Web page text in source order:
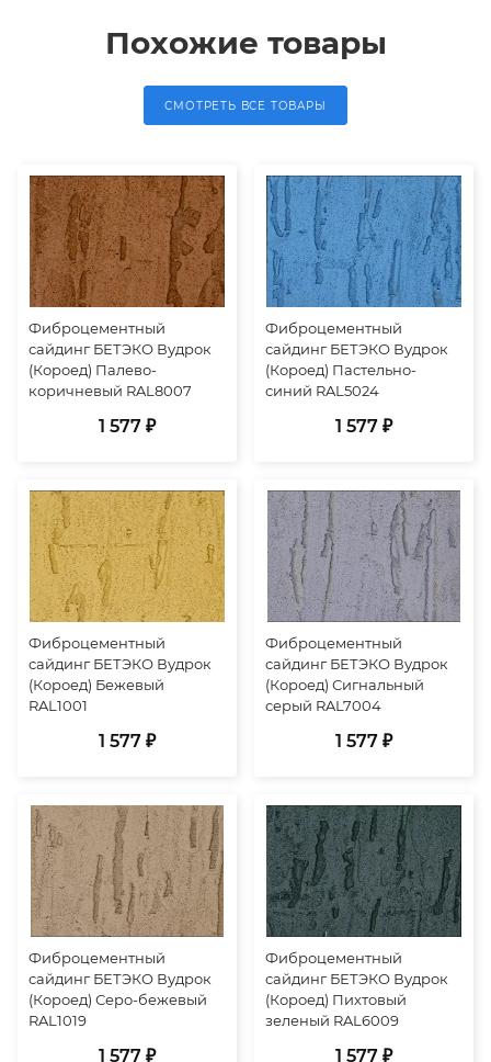
Похожие товары
СМОТРЕТЬ ВСЕ ТОВАРЫ
Фиброцементный
сайдинг БЕТЭКО Вудрок
(Короед) Палево-
коричневый RAL8007
1 577 ₽
Фиброцементный
сайдинг БЕТЭКО Вудрок
(Короед) Пастельно-
синий RAL5024
1 577 ₽
Фиброцементный
сайдинг БЕТЭКО Вудрок
(Короед) Бежевый
RAL1001
1 577 ₽
Фиброцементный
сайдинг БЕТЭКО Вудрок
(Короед) Сигнальный
серый RAL7004
1 577 ₽
Фиброцементный
сайдинг БЕТЭКО Вудрок
(Короед) Серо-бежевый
RAL1019
1 577 ₽
Фиброцементный
сайдинг БЕТЭКО Вудрок
(Короед) Пихтовый
зеленый RAL6009
1 577 ₽